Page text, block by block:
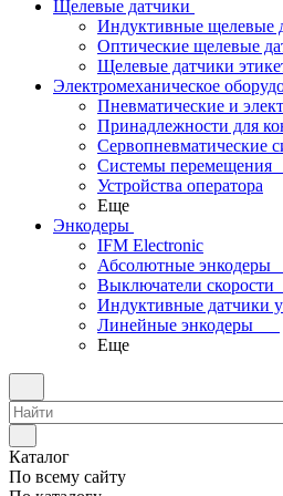
Щелевые датчики
Индуктивные щелевые
Оптические щелевые
Щелевые датчики
Электромеханическое
Пневматические и
Принадлежности для
Сервопневматические
Системы перемещения
Устройства оператора
Еще
Энкодеры
IFM Electronic
Абсолютные энкодеры
Выключатели скорости
Индуктивные датчики
Линейные энкодеры
Еще
Каталог
По всему сайту